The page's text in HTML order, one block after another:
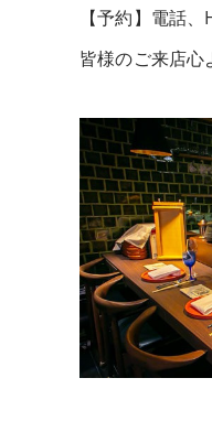
【予約】電話
皆様のご来店心